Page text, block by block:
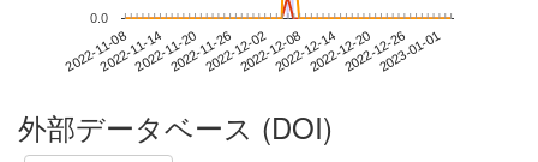
2022-11-082022-11-142022-11-202022-11-262022-12-022022-12-082022-12-142022-12-202022-12-262023-01-01
0.0
外部データベース (DOI)